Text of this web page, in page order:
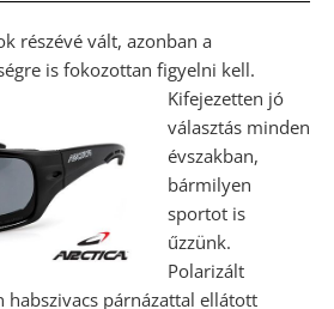
részévé vált, azonban a
is fokozottan figyelni kell.
Kifejezetten jó
választás minden
évszakban,
bármilyen
sportot is
űzzünk.
Polarizált
habszivacs párnázattal ellátott